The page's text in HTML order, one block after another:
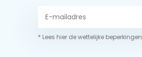
* Lees hier de wettelijke beperkingen